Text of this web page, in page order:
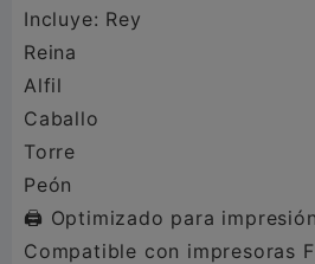
Incluye: Rey
Reina
Alfil
Caballo
Torre
Peón
🖨️ Optimizado para
Compatible con impresoras